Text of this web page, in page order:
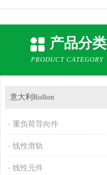
产品分类
PRODUCT CATEGORY
意大利Rollon
重负荷导向件
线性滑轨
线性元件